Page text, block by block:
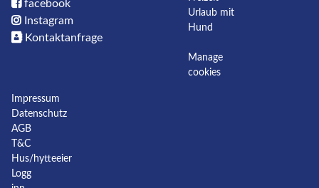
facebook
Instagram
Kontaktanfrage
Urlaub mit
Hund
Manage
cookies
Impressum
Datenschutz
AGB
T&C
Hus/hytteeier
Logg